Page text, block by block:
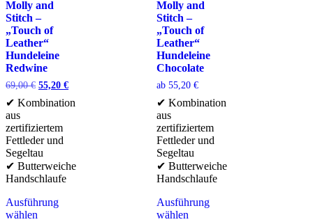
Molly and
Stitch –
„Touch of
Leather“
Hundeleine
Redwine
69,00€ 55,20 €
✔ Kombination
aus
zertifiziertem
Fettleder und
Segeltau
✔ Butterweiche
Handschlaufe
Ausführung
wählen
Molly and
Stitch –
„Touch of
Leather“
Hundeleine
Chocolate
ab 55,20 €
✔ Kombination
aus
zertifiziertem
Fettleder und
Segeltau
✔ Butterweiche
Handschlaufe
Ausführung
wählen